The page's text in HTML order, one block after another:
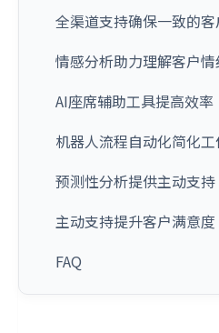
全渠道支持确保一致的
情感分析助力理解客户
AI座席辅助工具提高效率
机器人流程自动化简化
预测性分析提供主动支持
主动支持提升客户满意度
FAQ